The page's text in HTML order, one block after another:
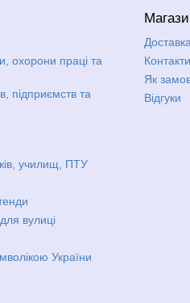
охорони праці та
підприємств та
училищ, ПТУ
вулиці
України
Контакти
Як
Відгуки